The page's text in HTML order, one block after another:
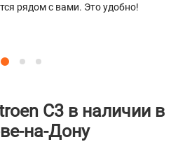
рядом с вами. Это удобно!
C3 в наличии в
на-Дону